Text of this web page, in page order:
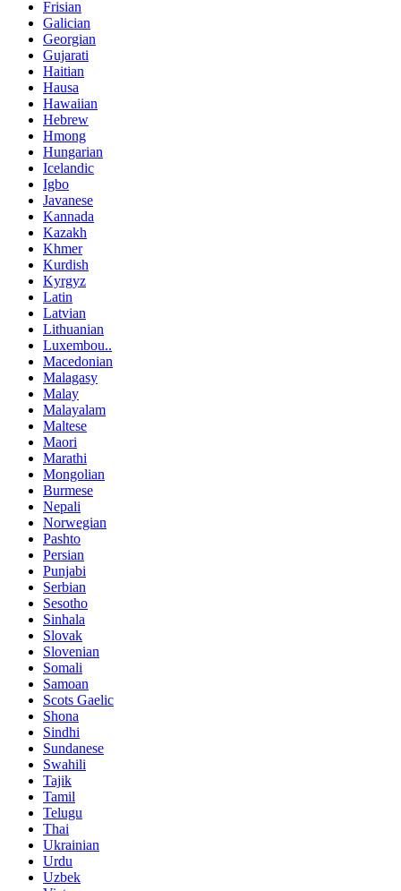
Frisian
Galician
Georgian
Gujarati
Haitian
Hausa
Hawaiian
Hebrew
Hmong
Hungarian
Icelandic
Igbo
Javanese
Kannada
Kazakh
Khmer
Kurdish
Kyrgyz
Latin
Latvian
Lithuanian
Luxembou..
Macedonian
Malagasy
Malay
Malayalam
Maltese
Maori
Marathi
Mongolian
Burmese
Nepali
Norwegian
Pashto
Persian
Punjabi
Serbian
Sesotho
Sinhala
Slovak
Slovenian
Somali
Samoan
Scots Gaelic
Shona
Sindhi
Sundanese
Swahili
Tajik
Tamil
Telugu
Thai
Ukrainian
Urdu
Uzbek